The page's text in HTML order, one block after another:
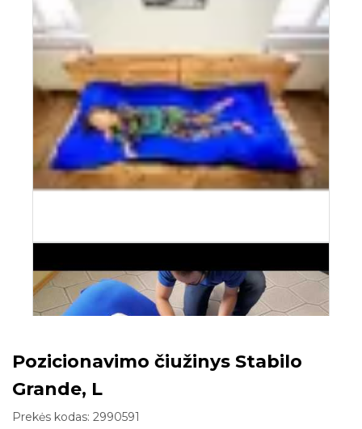
Pozicionavimo čiužinys Stabilo
Grande, L
Prekės kodas: 2990591